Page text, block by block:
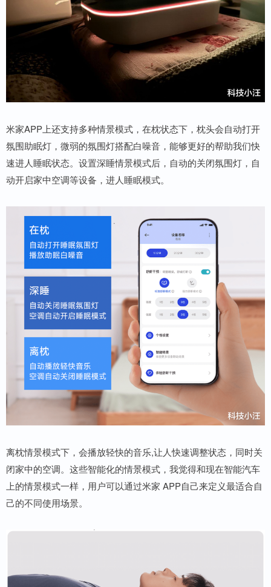
米家APP上还支持多种情景模式，在枕状态下，枕头会自动打开
氛围助眠灯，微弱的氛围灯搭配白噪音，能够更好的帮助我们快
速进人睡眠状态。设置深睡情景模式后，自动的关闭氛围灯，自
动开启家中空调等设备，进人睡眠模式。
离枕情景模式下，会播放轻快的音乐,让人快速调整状态，同时关
闭家中的空调。这些智能化的情景模式，我觉得和现在智能汽车
上的情景模式一样，用户可以通过米家 APP自己来定义最适合自
己的不同使用场景。